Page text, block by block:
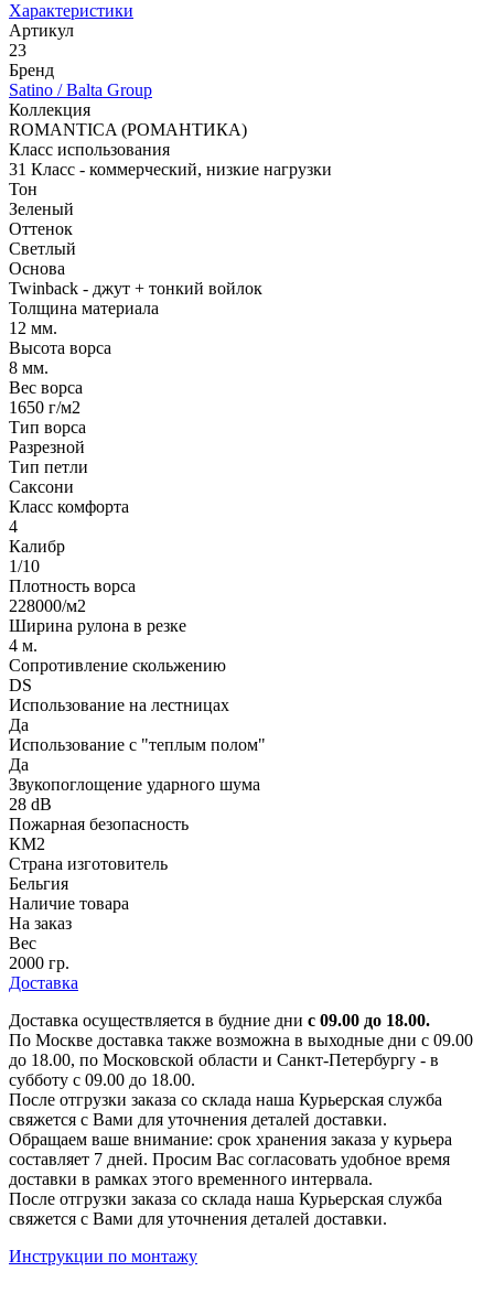
Характеристики
Артикул
23
Бренд
Satino / Balta Group
Коллекция
ROMANTICA (РОМАНТИКА)
Класс использования
31 Класс - коммерческий, низкие нагрузки
Тон
Зеленый
Оттенок
Светлый
Основа
Twinback - джут + тонкий войлок
Толщина материала
12 мм.
Высота ворса
8 мм.
Вес ворса
1650 г/м2
Тип ворса
Разрезной
Тип петли
Саксони
Класс комфорта
4
Калибр
1/10
Плотность ворса
228000/м2
Ширина рулона в резке
4 м.
Сопротивление скольжению
DS
Использование на лестницах
Да
Использование с "теплым полом"
Да
Звукопоглощение ударного шума
28 dB
Пожарная безопасность
КМ2
Страна изготовитель
Бельгия
Наличие товара
На заказ
Вес
2000 гр.
Доставка
Доставка осуществляется в будние дни с 09.00 до 18.00.
По Москве доставка также возможна в выходные дни с 09.00
до 18.00, по Московской области и Санкт-Петербургу - в
субботу с 09.00 до 18.00.
После отгрузки заказа со склада наша Курьерская служба
свяжется с Вами для уточнения деталей доставки.
Обращаем ваше внимание: срок хранения заказа у курьера
составляет 7 дней. Просим Вас согласовать удобное время
доставки в рамках этого временного интервала.
После отгрузки заказа со склада наша Курьерская служба
свяжется с Вами для уточнения деталей доставки.
Инструкции по монтажу